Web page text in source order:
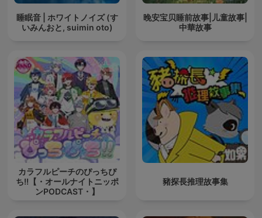
睡眠音 | ホワイトノイズ (す
いみんおと, suimin oto)
晚安宝贝睡前故事|儿童故事|
中華故事
カラフルピーチのぴっちぴ
ち!!【・オールナイトニッポ
ンPODCAST・】
豬探長推理故事集